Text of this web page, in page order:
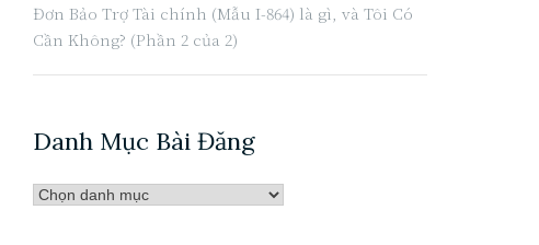
Đơn Bảo Trợ Tài chính (Mẫu I-864) là gì, và Tôi Có
Cần Không? (Phần 2 của 2)
Danh Mục Bài Đăng
Danh